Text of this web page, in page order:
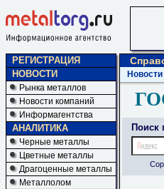
РЕГИСТРАЦИЯ
НОВОСТИ
Рынка металлов
Новости компаний
Информагентства
АНАЛИТИКА
Черные металлы
Цветные металлы
Драгоценные металлы
Металлолом
Новости
Поиск